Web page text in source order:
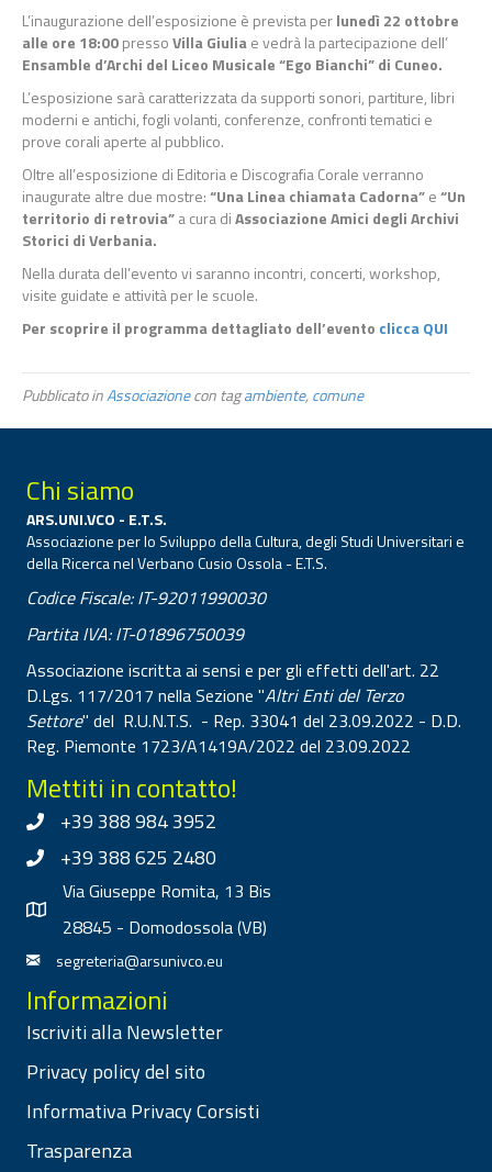
L’inaugurazione dell’esposizione è prevista perlunedì 22 ottobre
alle ore 18:00pressoVilla Giuliae vedrà la partecipazione dell’
Ensamble d’Archi del Liceo Musicale “Ego Bianchi” di Cuneo.
L’esposizione sarà caratterizzata da supporti sonori, partiture, libri
moderni e antichi, fogli volanti, conferenze, confronti tematici e
prove corali aperte al pubblico.
Oltre all’esposizione di Editoria e Discografia Corale verranno
inaugurate altre due mostre:“Una Linea chiamata Cadorna”e“Un
territorio di retrovia”a cura diAssociazione Amici degli Archivi
Storici di Verbania.
Nella durata dell’evento vi saranno incontri, concerti, workshop,
visite guidate e attività per le scuole.
Per scoprire il programma dettagliato dell’evento clicca QUI
Pubblicato inAssociazionecon tagambiente,comune
Chi siamo
ARS.UNI.VCO - E.T.S.
Associazione per lo Sviluppo della Cultura, degli Studi Universitari e
della Ricerca nel Verbano Cusio Ossola - E.T.S.
Codice Fiscale: IT-92011990030
Partita IVA: IT-01896750039
Associazione iscritta ai sensi e per gli effetti dell'art. 22
D.Lgs. 117/2017 nella Sezione "Altri Enti del Terzo
Settore" del R.U.N.T.S. - Rep. 33041 del 23.09.2022 - D.D.
Reg. Piemonte 1723/A1419A/2022 del 23.09.2022
Mettiti in contatto!
+39 388 984 3952
+39 388 625 2480
Via Giuseppe Romita, 13 Bis
28845 - Domodossola (VB)
segreteria@arsunivco.eu
Informazioni
Iscriviti alla Newsletter
Privacy policy del sito
Informativa Privacy Corsisti
Trasparenza